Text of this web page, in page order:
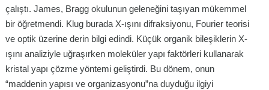
çalıştı. James, Bragg okulunun geleneğini taşıyan mükemmel
bir öğretmendi. Klug burada X-ışını difraksiyonu, Fourier teorisi
ve optik üzerine derin bilgi edindi. Küçük organik bileşiklerin X-
ışını analiziyle uğraşırken moleküler yapı faktörleri kullanarak
kristal yapı çözme yöntemi geliştirdi. Bu dönem, onun
“maddenin yapısı ve organizasyonu”na duyduğu ilgiyi